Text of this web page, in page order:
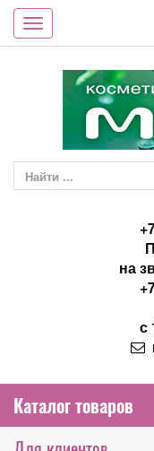
Toggle
navigation
на
с
Каталог товаров